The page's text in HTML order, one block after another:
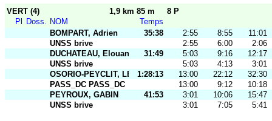
VERT (4) 1,9 km 85 m
8 P
Pl
Doss. NOM
Temps
BOMPART, Adrien
35:38 2:55 8:55
11:01
UNSS brive
2:55 6:00
2:06
DUCHATEAU, Elouane
31:49 5:03 9:16
12:17
UNSS brive
5:03 4:13
3:01
OSORIO-PEYCLIT, LEONIE
1:28:13 13:00 22:12
32:30
PASS_DC PASS_DC
13:00 9:12
10:18
PEYROUX, GABIN
41:53 3:01 10:06
15:47
UNSS brive
3:01 7:05 5:41